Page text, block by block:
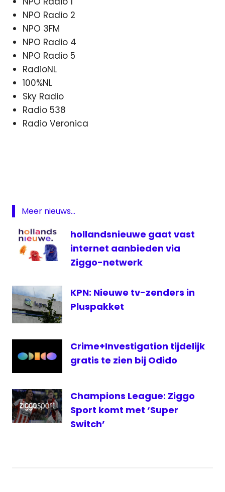
NPO Radio 2
NPO 3FM
NPO Radio 4
NPO Radio 5
RadioNL
100%NL
Sky Radio
Radio 538
Radio Veronica
pakket
schotel
televisie
Meer nieuws...
hollandsnieuwe gaat vast
internet aanbieden via
Ziggo-netwerk
KPN: Nieuwe tv-zenders in
Pluspakket
Crime+Investigation tijdelijk
gratis te zien bij Odido
Champions League: Ziggo
Sport komt met ‘Super
Switch’